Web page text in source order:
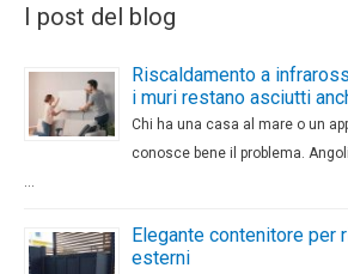
I post del blog
Riscaldamento a
i muri restano asciutti
Chi ha una casa al mare o un
conosce bene il problema.
Elegante contenitore per
esterni